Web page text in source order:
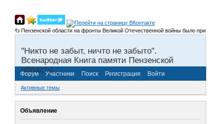
Из Пензенской области на фронты Великой Отечественной войны было призвано
"Никто не забыт, ничто не забыто".
Всенародная Книга памяти Пензенской
области.
Форум Участники Поиск Регистрация Войти
Активные темы
Объявление